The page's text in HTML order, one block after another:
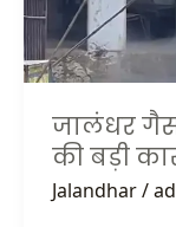
जालंधर
की बड़ी
Jalandhar/
की
बड़ी
कार्रवाई